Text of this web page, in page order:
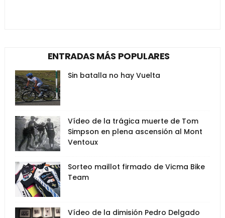
ENTRADAS MÁS POPULARES
Sin batalla no hay Vuelta
Vídeo de la trágica muerte de Tom
Simpson en plena ascensión al Mont
Ventoux
Sorteo maillot firmado de Vicma Bike
Team
Vídeo de la dimisión Pedro Delgado